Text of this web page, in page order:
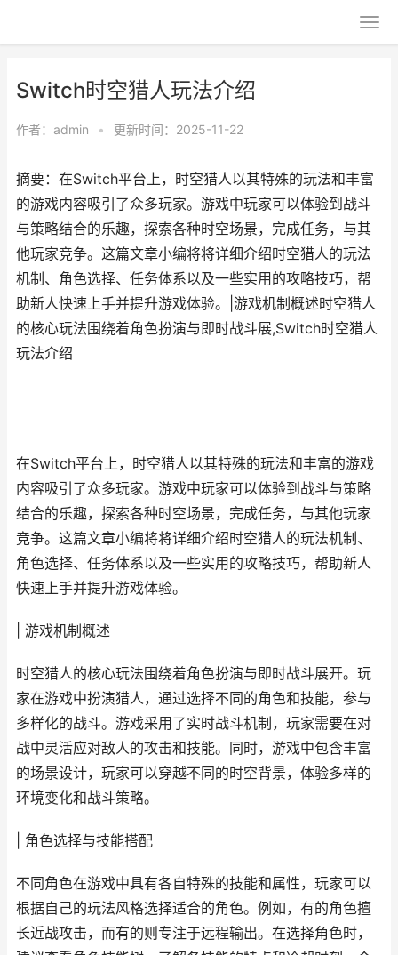
Switch时空猎人玩法介绍
作者： admin • 更新时间：2025-11-22
摘要：在Switch平台上，时空猎人以其特殊的玩法和丰富
的游戏内容吸引了众多玩家。游戏中玩家可以体验到战斗
与策略结合的乐趣，探索各种时空场景，完成任务，与其
他玩家竞争。这篇文章小编将将详细介绍时空猎人的玩法
机制、角色选择、任务体系以及一些实用的攻略技巧，帮
助新人快速上手并提升游戏体验。|游戏机制概述时空猎人
的核心玩法围绕着角色扮演与即时战斗展,Switch时空猎人
玩法介绍
在Switch平台上，时空猎人以其特殊的玩法和丰富的游戏
内容吸引了众多玩家。游戏中玩家可以体验到战斗与策略
结合的乐趣，探索各种时空场景，完成任务，与其他玩家
竞争。这篇文章小编将将详细介绍时空猎人的玩法机制、
角色选择、任务体系以及一些实用的攻略技巧，帮助新人
快速上手并提升游戏体验。
| 游戏机制概述
时空猎人的核心玩法围绕着角色扮演与即时战斗展开。玩
家在游戏中扮演猎人，通过选择不同的角色和技能，参与
多样化的战斗。游戏采用了实时战斗机制，玩家需要在对
战中灵活应对敌人的攻击和技能。同时，游戏中包含丰富
的场景设计，玩家可以穿越不同的时空背景，体验多样的
环境变化和战斗策略。
| 角色选择与技能搭配
不同角色在游戏中具有各自特殊的技能和属性，玩家可以
根据自己的玩法风格选择适合的角色。例如，有的角色擅
长近战攻击，而有的则专注于远程输出。在选择角色时，